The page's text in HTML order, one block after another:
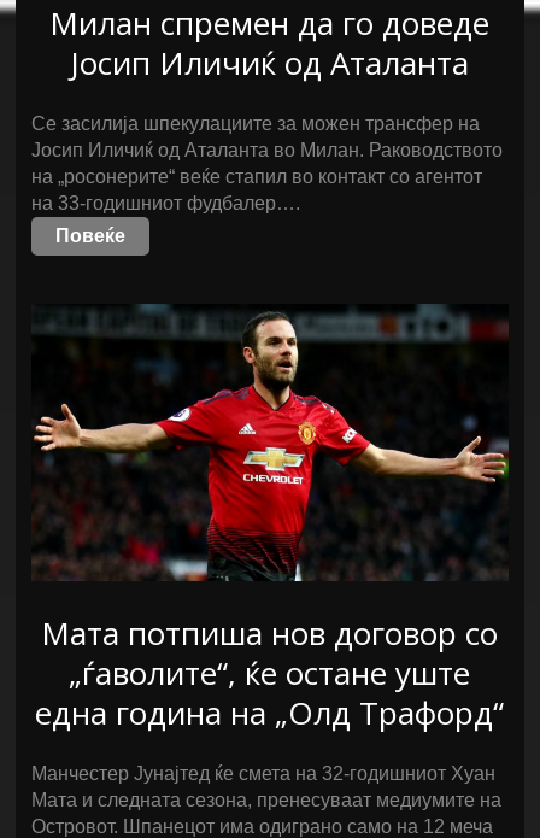
Милан спремен да го доведе
Јосип Иличиќ од Аталанта
Се засилија шпекулациите за можен трансфер на
Јосип Иличиќ од Аталанта во Милан. Раководството
на „росонерите“ веќе стапил во контакт со агентот
на 33-годишниот фудбалер….
Повеќе
Мата потпиша нов договор со
„ѓаволите“, ќе остане уште
една година на „Олд Трафорд“
Манчестер Јунајтед ќе смета на 32-годишниот Хуан
Мата и следната сезона, пренесуваат медиумите на
Островот. Шпанецот има одиграно само на 12 меча